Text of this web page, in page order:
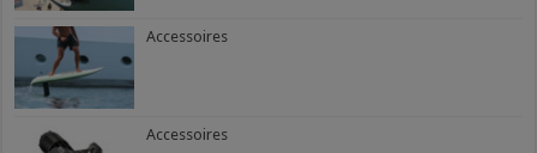
Accessoires
Accessoires